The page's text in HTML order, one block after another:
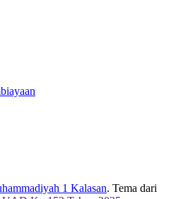
1 Kalasan. Tema dari